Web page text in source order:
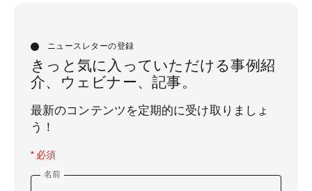
ニュースレターの登録
きっと気に入っていただける事例紹
介、ウェビナー、記事。
最新のコンテンツを定期的に受け取りましょ
う！
* 必須
名前